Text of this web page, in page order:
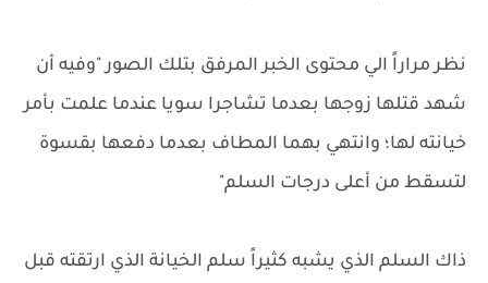
نظر مراراً الي محتوى الخبر المرفق بتلك الصور "وفيه أن
شهد قتلها زوجها بعدما تشاجرا سويا عندما علمت بأمر
خيانته لها؛ وانتهي بهما المطاف بعدما دفعها بقسوة
لتسقط من أعلى درجات السلم"
ذاك السلم الذي يشبه كثيراً سلم الخيانة الذي ارتقته قبل